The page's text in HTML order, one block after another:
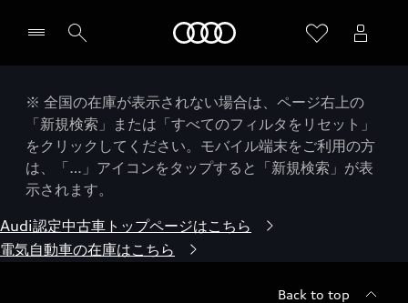
※ 全国の在庫が表示されない場合は、ページ右上の
「新規検索」または「すべてのフィルタをリセット」
をクリックしてください。モバイル端末をご利用の方
は、「…」アイコンをタップすると「新規検索」が表
示されます。
Audi認定中古車トップページはこちら
電気自動車の在庫はこちら
Back to top